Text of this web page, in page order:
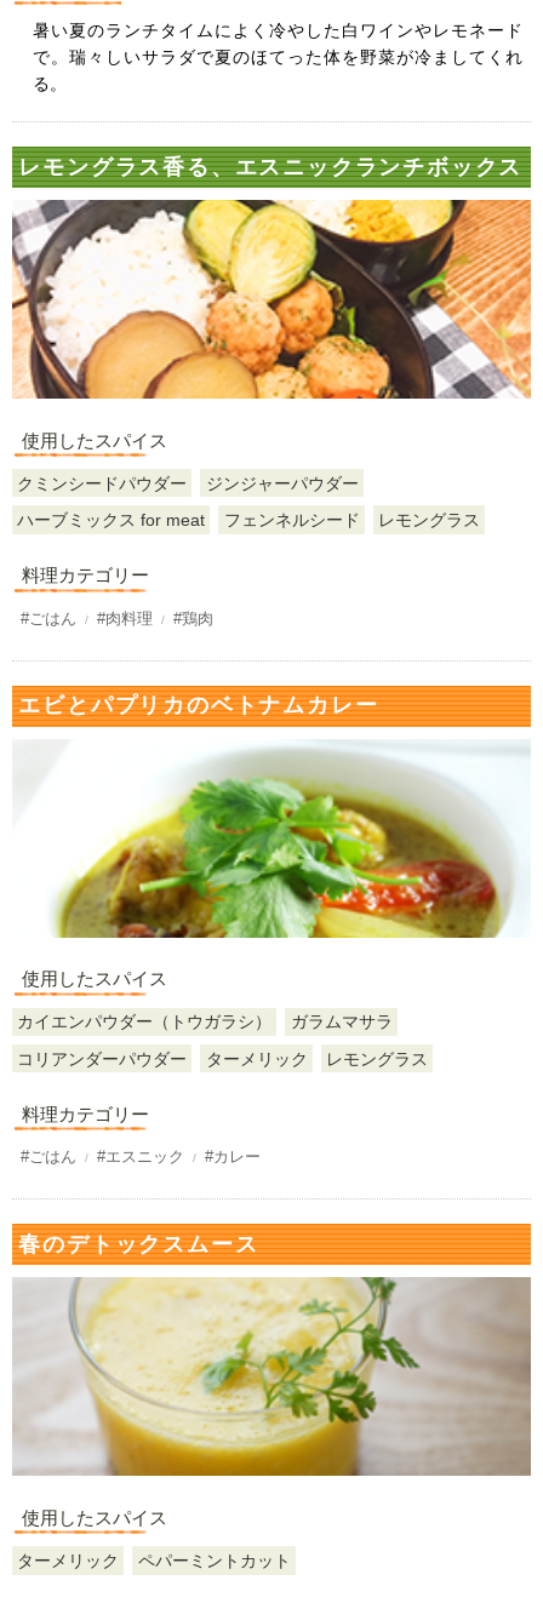
暑い夏のランチタイムによく冷やした白ワインやレモネード
で。瑞々しいサラダで夏のほてった体を野菜が冷ましてくれ
る。
レモングラス香る、エスニックランチボックス
使用したスパイス
クミンシードパウダー
ジンジャーパウダー
ハーブミックス for meat
フェンネルシード レモングラス
料理カテゴリー
#ごはん #肉料理 #鶏肉
エビとパプリカのベトナムカレー
使用したスパイス
カイエンパウダー（トウガラシ）
ガラムマサラ
コリアンダーパウダー
ターメリック レモングラス
料理カテゴリー
#ごはん #エスニック #カレー
春のデトックスムース
使用したスパイス
ターメリック ペパーミントカット